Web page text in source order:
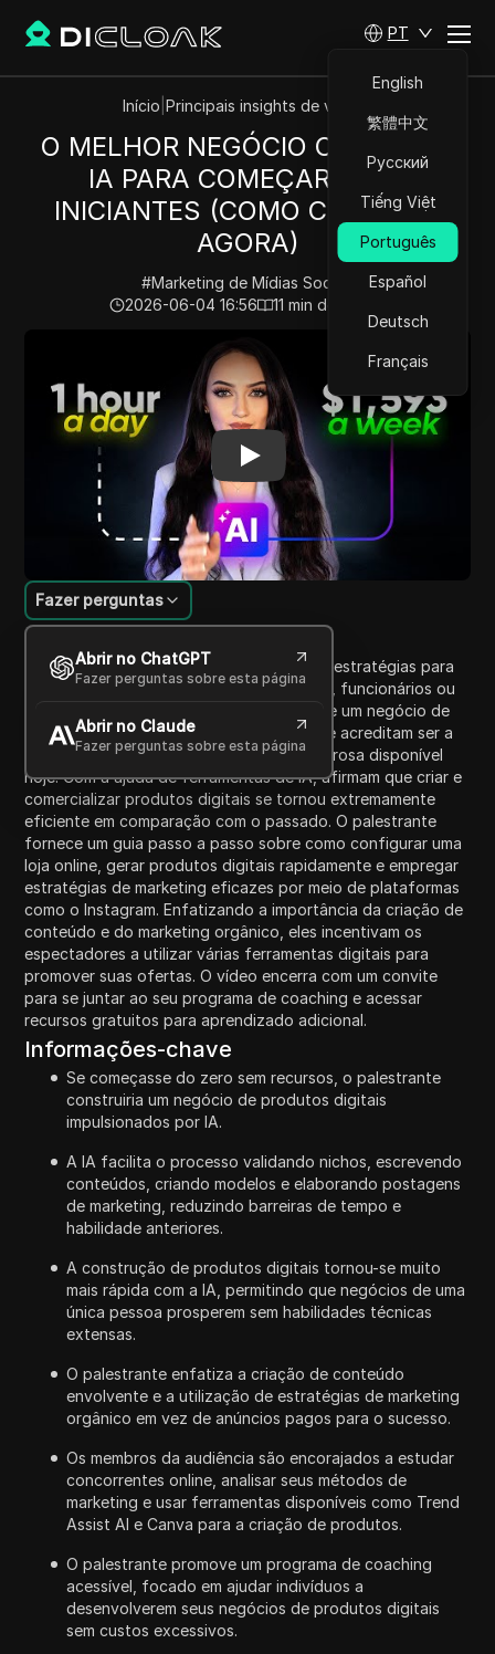
PT
English
繁體中文
Русский
Tiếng Việt
Português
Español
Deutsch
Français
Início Principais insights de vídeos
O MELHOR NEGÓCIO ONLINE DE
IA PARA COMEÇAR PARA
INICIANTES (COMO COMEÇAR
AGORA)
#Marketing de Mídias Sociais
2026-06-04 16:56
11 min de leitura
O MELHOR NEGÓCIO ONLINE DE IA
Introdução ao Conteúdo
Fazer perguntas
Abrir no ChatGPT
Fazer perguntas sobre esta página
Abrir no Claude
Fazer perguntas sobre esta página
Neste vídeo, o palestrante descreve suas estratégias para
recomeçar nos negócios sem investidores, funcionários ou
conexões. Eles defendem a construção de um negócio de
produtos digitais impulsionado por IA, que acreditam ser a
operação de uma única pessoa mais poderosa disponível
hoje. Com a ajuda de ferramentas de IA, afirmam que criar e
comercializar produtos digitais se tornou extremamente
eficiente em comparação com o passado. O palestrante
fornece um guia passo a passo sobre como configurar uma
loja online, gerar produtos digitais rapidamente e empregar
estratégias de marketing eficazes por meio de plataformas
como o Instagram. Enfatizando a importância da criação de
conteúdo e do marketing orgânico, eles incentivam os
espectadores a utilizar várias ferramentas digitais para
promover suas ofertas. O vídeo encerra com um convite
para se juntar ao seu programa de coaching e acessar
recursos gratuitos para aprendizado adicional.
Informações-chave
Se começasse do zero sem recursos, o palestrante
construiria um negócio de produtos digitais
impulsionados por IA.
A IA facilita o processo validando nichos, escrevendo
conteúdos, criando modelos e elaborando postagens
de marketing, reduzindo barreiras de tempo e
habilidade anteriores.
A construção de produtos digitais tornou-se muito
mais rápida com a IA, permitindo que negócios de uma
única pessoa prosperem sem habilidades técnicas
extensas.
O palestrante enfatiza a criação de conteúdo
envolvente e a utilização de estratégias de marketing
orgânico em vez de anúncios pagos para o sucesso.
Os membros da audiência são encorajados a estudar
concorrentes online, analisar seus métodos de
marketing e usar ferramentas disponíveis como Trend
Assist AI e Canva para a criação de produtos.
O palestrante promove um programa de coaching
acessível, focado em ajudar indivíduos a
desenvolverem seus negócios de produtos digitais
sem custos excessivos.